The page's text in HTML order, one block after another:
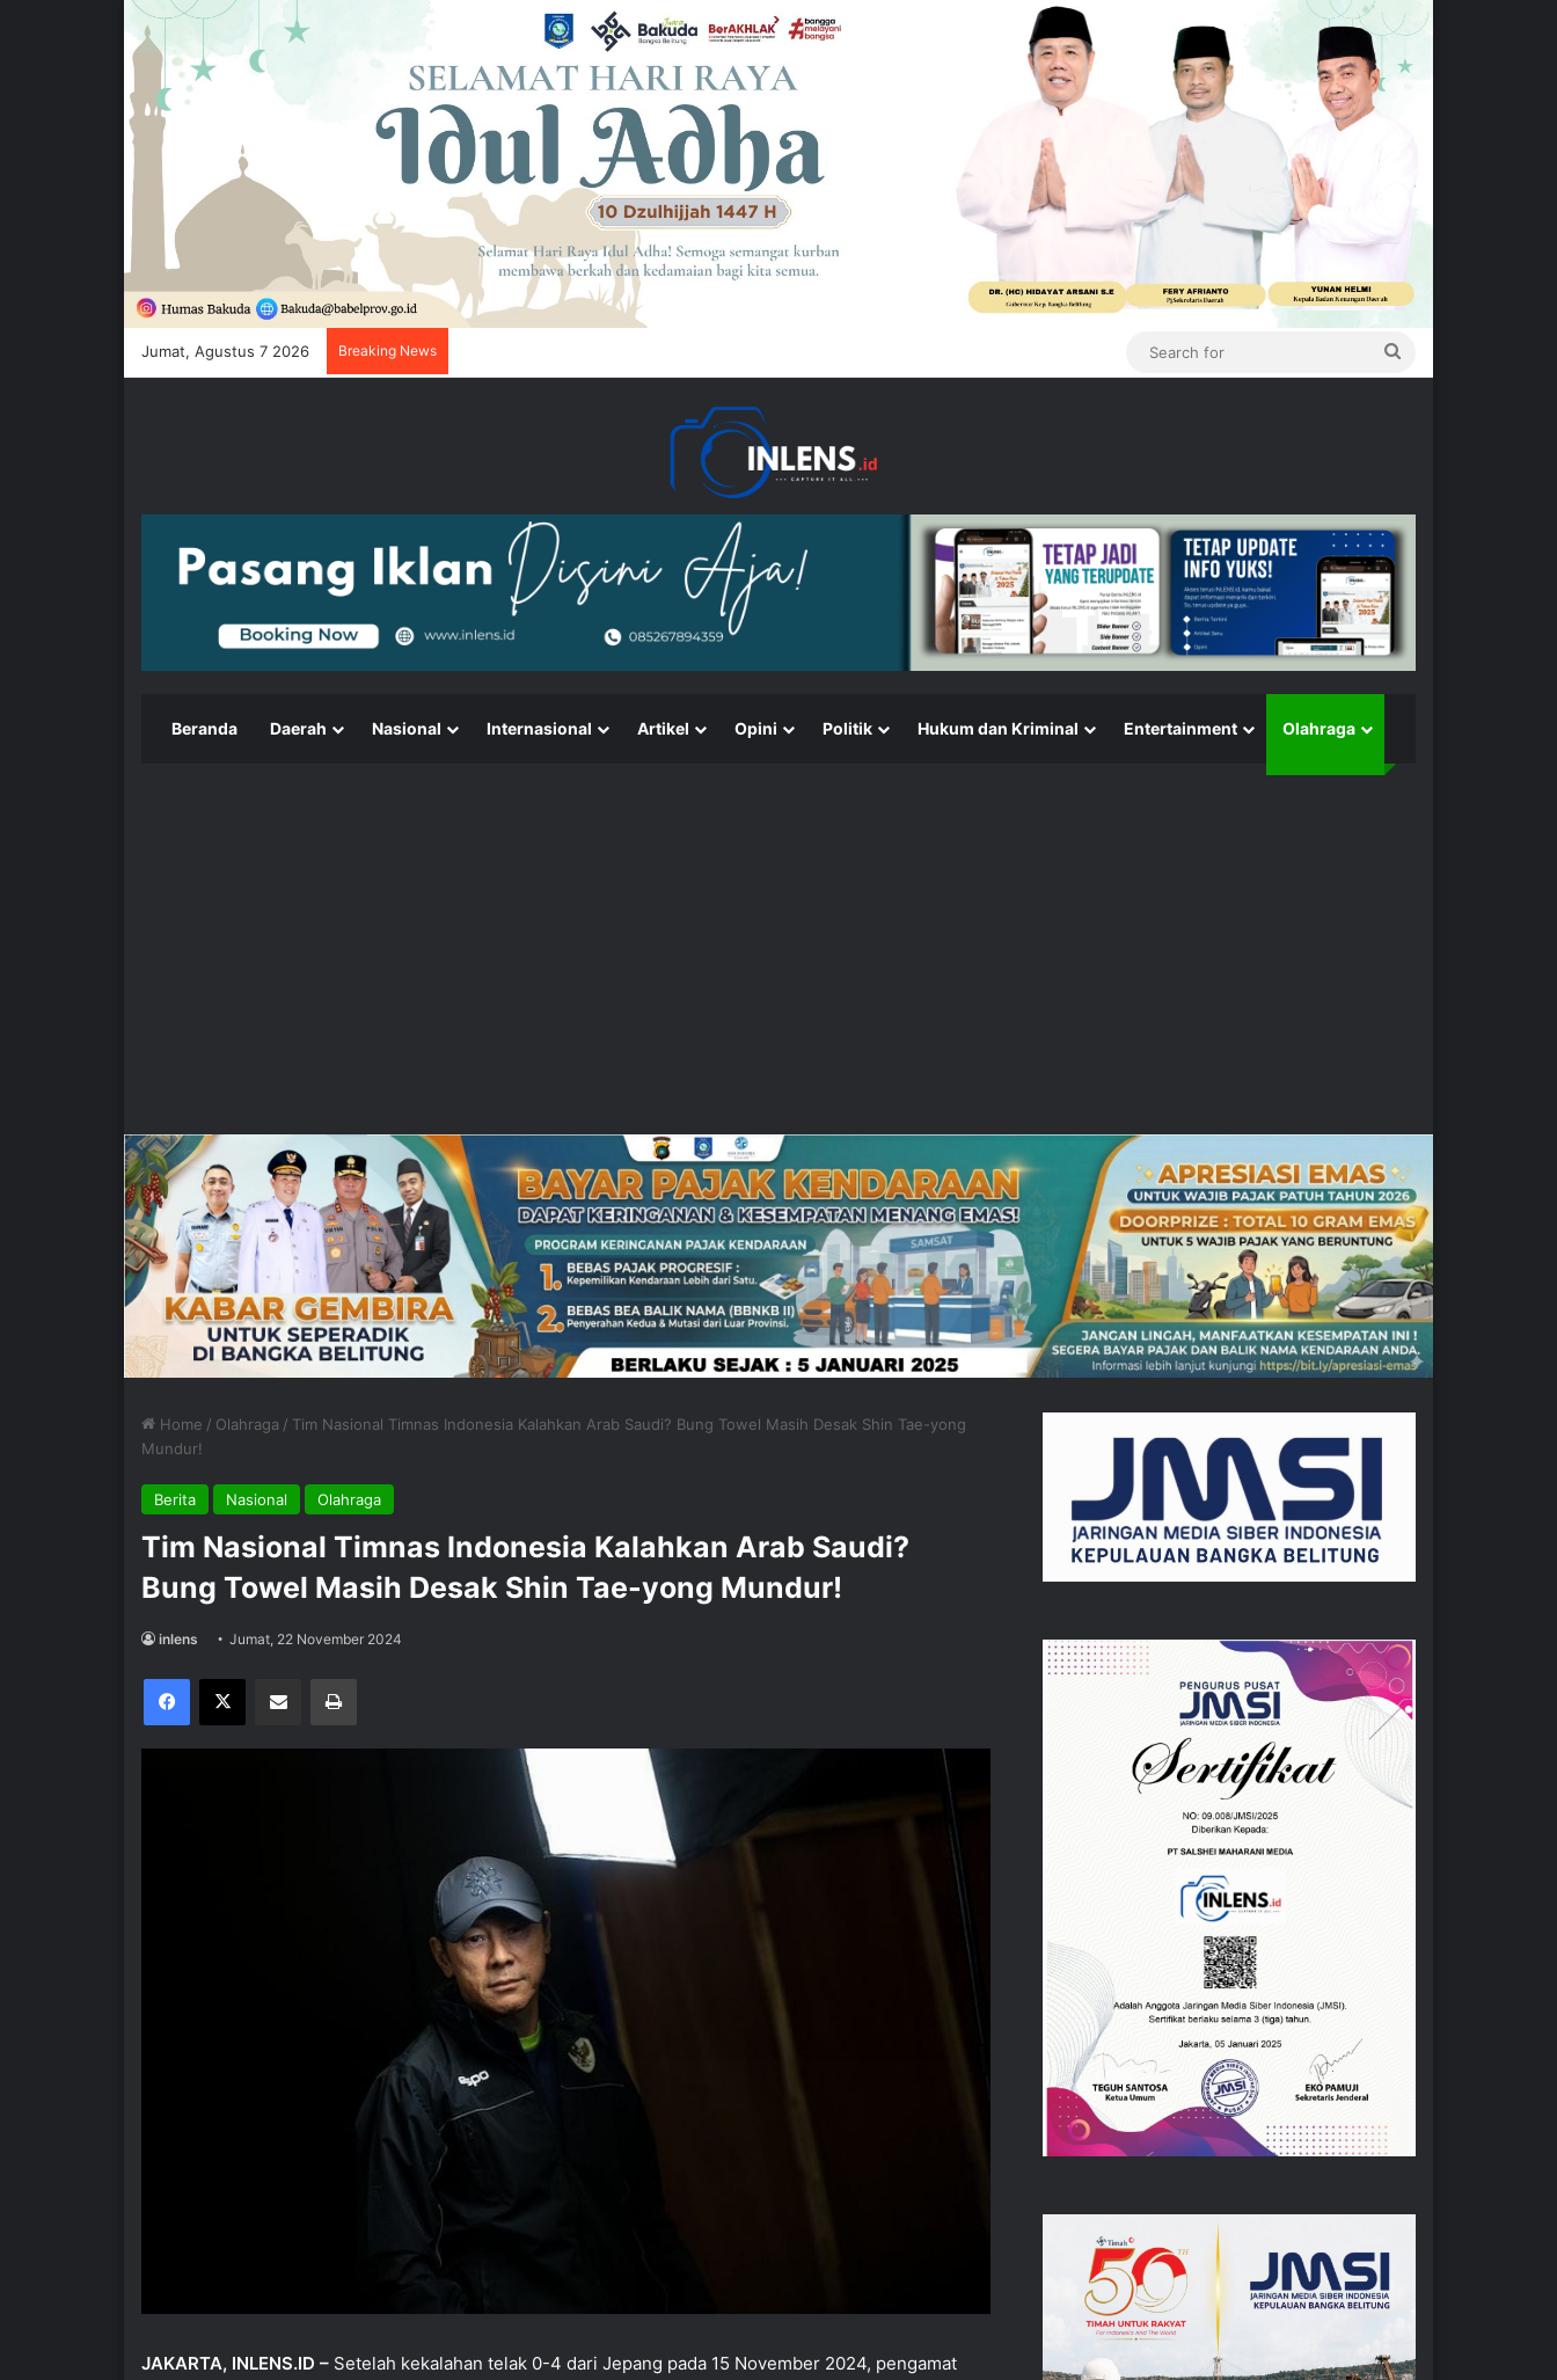
Jumat, Agustus 7 2026 Breaking News
Beranda Daerah Nasional Internasional Artikel Opini Politik Hukum dan Kriminal Entertainment Olahraga
Home / Olahraga / Tim Nasional Timnas Indonesia Kalahkan Arab Saudi? Bung Towel Masih Desak Shin Tae-yong
Mundur!
Berita Nasional Olahraga
Tim Nasional Timnas Indonesia Kalahkan Arab Saudi?
Bung Towel Masih Desak Shin Tae-yong Mundur!
inlens Jumat, 22 November 2024
Facebook
X Share via Email Print
JAKARTA, INLENS.ID – Setelah kekalahan telak 0-4 dari Jepang pada 15 November 2024, pengamat